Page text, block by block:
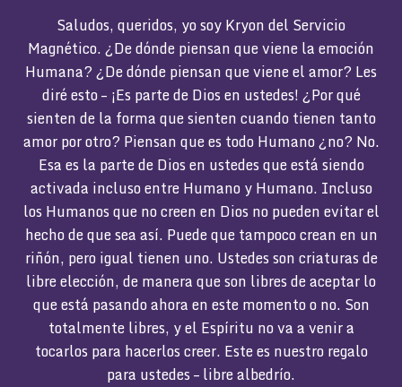
Saludos, queridos, yo soy Kryon del Servicio
Magnético. ¿De dónde piensan que viene la emoción
Humana? ¿De dónde piensan que viene el amor? Les
diré esto – ¡Es parte de Dios en ustedes! ¿Por qué
sienten de la forma que sienten cuando tienen tanto
amor por otro? Piensan que es todo Humano ¿no? No.
Esa es la parte de Dios en ustedes que está siendo
activada incluso entre Humano y Humano. Incluso
los Humanos que no creen en Dios no pueden evitar el
hecho de que sea así. Puede que tampoco crean en un
riñón, pero igual tienen uno. Ustedes son criaturas de
libre elección, de manera que son libres de aceptar lo
que está pasando ahora en este momento o no. Son
totalmente libres, y el Espíritu no va a venir a
tocarlos para hacerlos creer. Este es nuestro regalo
para ustedes – libre albedrío.